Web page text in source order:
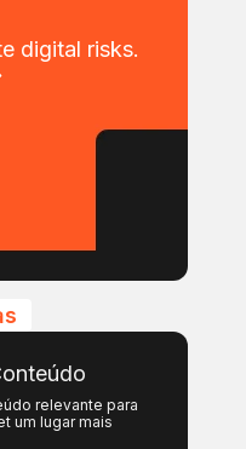
digital risks.
relevante para
um lugar mais